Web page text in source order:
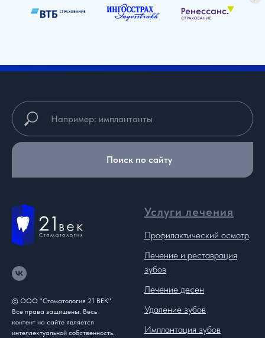
Поиск по сайту
© ООО "Стоматология 21 ВЕК".
Все права защищены. Весь
контент на сайте является
интеллектуальной собственность.
Услуги лечения
Профилактический осмотр
Лечение и реставрация
зубов
Лечение десен
Удаление зубов
Имплантация зубов